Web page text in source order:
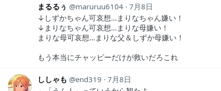
まるるぅ maruruu6104 7月8日
↓しずかちゃん可哀想…まりなちゃん嫌い！
↓まりなちゃん可哀想…まりな母嫌い！
まりな母可哀想…まりな父＆しずか母嫌い！
もう本当にチャッピーだけが救いだろこれ
ししゃも end319
7月8日